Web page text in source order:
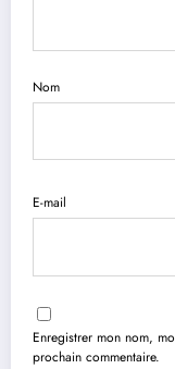
Nom
E-mail
Enregistrer mon nom,
prochain commentaire.